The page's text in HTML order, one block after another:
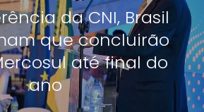
da CNI, Brasil
que concluirão
até final do
ano